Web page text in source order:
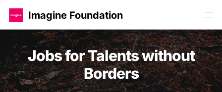
Imagine Foundation
Jobs for Talents without
Borders